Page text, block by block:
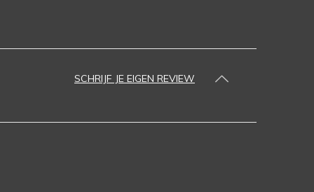
SCHRIJF JE EIGEN REVIEW